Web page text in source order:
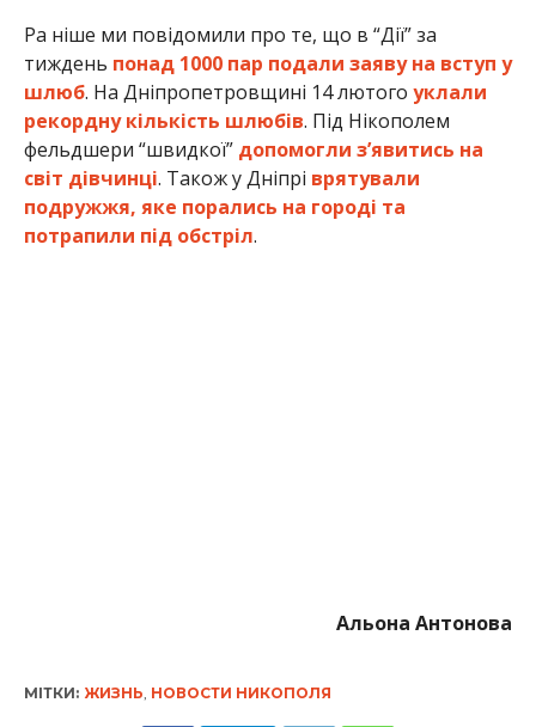
Ра ніше ми повідомили про те, що в “Дії” за
тиждень понад 1000 пар подали заяву на вступ у
шлюб. На Дніпропетровщині 14 лютого уклали
рекордну кількість шлюбів. Під Нікополем
фельдшери “швидкої” допомогли з’явитись на
світ дівчинці. Також у Дніпрі врятували
подружжя, яке порались на городі та
потрапили під обстріл.
Альона Антонова
МІТКИ: ЖИЗНЬ НОВОСТИ НИКОПОЛЯ